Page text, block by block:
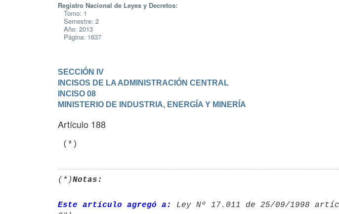
Registro Nacional de Leyes y Decretos:
Tomo: 1
Semestre: 2
Año: 2013
Página: 1637
SECCIÓN IV
INCISOS DE LA ADMINISTRACIÓN CENTRAL
INCISO 08
MINISTERIO DE INDUSTRIA, ENERGÍA Y MINERÍA
Artículo 188
(*)
(*)Notas:
Este artículo agregó a: Ley Nº 17.011 de 25/09/1998